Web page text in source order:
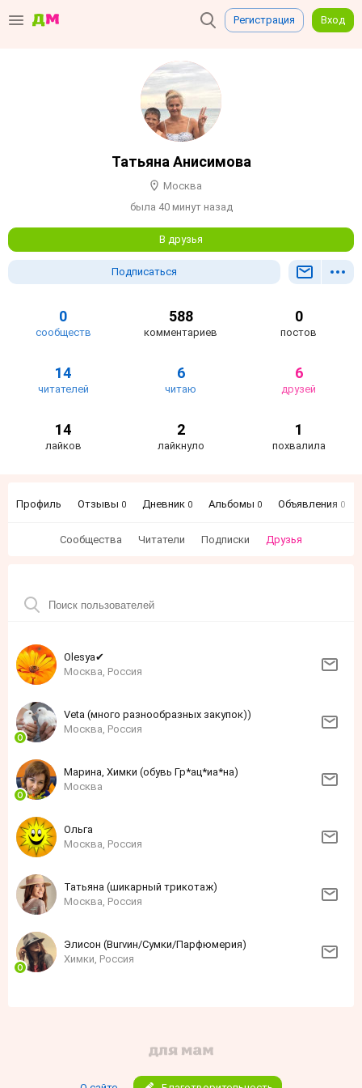
Регистрация Вход
Татьяна Анисимова
Москва
была 40 минут назад
В друзья
Подписаться
0
сообществ
588
комментариев
0
постов
14
читателей
6
читаю
6
друзей
14
лайков
2
лайкнуло
1
похвалила
Профиль Отзывы 0 Дневник 0 Альбомы 0 Объявления 0
Сообщества Читатели Подписки Друзья
Olеsyа✔
Москва, Россия
Veta (много разнообразных закупок))
Москва, Россия
Марина, Химки (обувь Гр*ац*иа*на)
Москва
Ольга
Москва, Россия
Татьяна (шикарный трикотаж)
Москва, Россия
Элисон (Burvин/Сумки/Парфюмерия)
Химки, Россия